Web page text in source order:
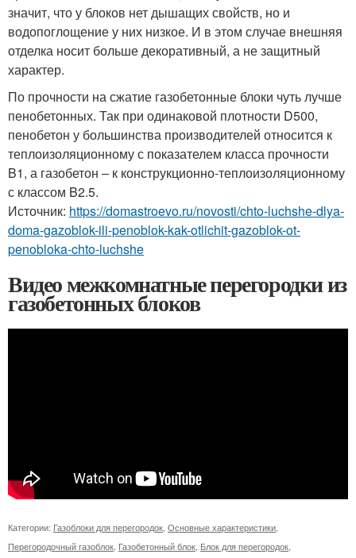
значит, что у блоков нет дышащих свойств, но и
водопоглощение у них низкое. И в этом случае внешняя
отделка носит больше декоративный, а не защитный
характер.
По прочности на сжатие газобетонные блоки чуть лучше
пенобетонных. Так при одинаковой плотности D500,
пенобетон у большинства производителей относится к
теплоизоляционному с показателем класса прочности
B1, а газобетон – к конструкционно-теплоизоляционному
с классом B2.5.
Источник: https://domastroevo.ru/novosti/chto-luchshe-dlya-
doma-gazoblok-ili-penoblok-kak-otlichit-gazoblok-ot-
penobloka-chto-luchshe
Видео межкомнатные перегородки из
газобетонных блоков
Категории: Газоблоки для перегородок, Основные характеристики,
Перегородочный газоблок, Газобетонный блок, Блок для перегородок,